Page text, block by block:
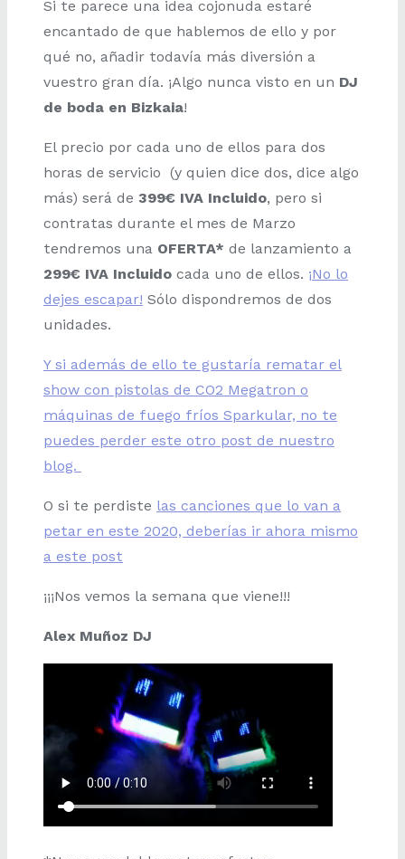
Si te parece una idea cojonuda estaré
encantado de que hablemos de ello y por
qué no, añadir todavía más diversión a
vuestro gran día. ¡Algo nunca visto en un DJ
de boda en Bizkaia!
El precio por cada uno de ellos para dos
horas de servicio (y quien dice dos, dice algo
más) será de 399€ IVA Incluido, pero si
contratas durante el mes de Marzo
tendremos una OFERTA* de lanzamiento a
299€ IVA Incluido cada uno de ellos. ¡No lo
dejes escapar! Sólo dispondremos de dos
unidades.
Y si además de ello te gustaría rematar el
show con pistolas de CO2 Megatron o
máquinas de fuego fríos Sparkular, no te
puedes perder este otro post de nuestro
blog.
O si te perdiste las canciones que lo van a
petar en este 2020, deberías ir ahora mismo
a este post
¡¡¡Nos vemos la semana que viene!!!
Alex Muñoz DJ